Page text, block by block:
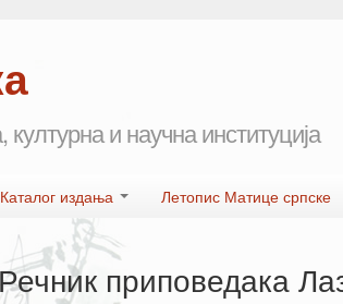
и научна институција
Каталог издања Летопис Матице српске
Речник приповедака